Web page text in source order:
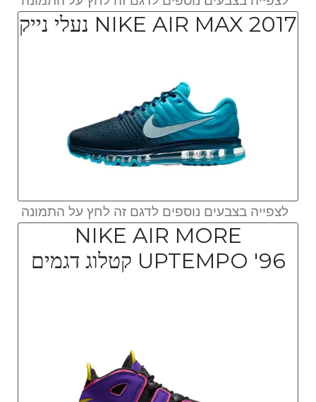
NIKE AIR MAX 2017 נעלי נייק
לצפייה בצבעים נוספים לדגם זה לחץ על התמונה
NIKE AIR MORE
UPTEMPO '96 קטלוג דגמים